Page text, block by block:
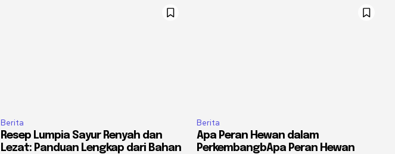
Berita
Resep Lumpia Sayur Renyah dan
Lezat: Panduan Lengkap dari Bahan
Berita
Apa Peran Hewan dalam
PerkembangbApa Peran Hewan